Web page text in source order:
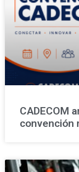
CADECOM
convención